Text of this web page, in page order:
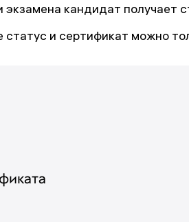
кандидат получает
статус и сертификат можно